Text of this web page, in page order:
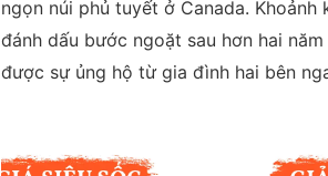
ngọn núi phủ tuyết ở Canada.
đánh dấu bước ngoặt sau hơn hai
được sự ủng hộ từ gia đình hai bên